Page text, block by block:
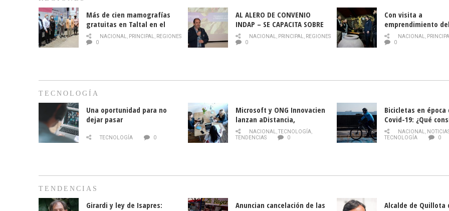
Más de cien mamografías
gratuitas en Taltal en el
mes de la prevención del
cáncer de mama
NACIONAL, PRINCIPAL, REGIONES
0
AL ALERO DE CONVENIO
INDAP – SE CAPACITA SOBRE
PLAGA DROSOPHILA SUZUKII
NACIONAL, PRINCIPAL, REGIONES
0
Con visita a
emprendimiento
y llamado al
historia campesina
NACIONAL,
0
TECNOLOGÍA
Una oportunidad para no
dejar pasar
TECNOLOGÍA 0
Microsoft y ONG Innovacien
lanzan aDistancia,
plataforma con cursos
gratuitos online sobre
NACIONAL,TECNOLOGÍA,
TENDENCIAS
0
Bicicletas en época
Covid-19: ¿Qué
momento de
NACIONAL,
TECNOLOGÍA
0
TENDENCIAS
Girardi y ley de Isapres:
Anuncian cancelación de las
Alcalde de Quillota